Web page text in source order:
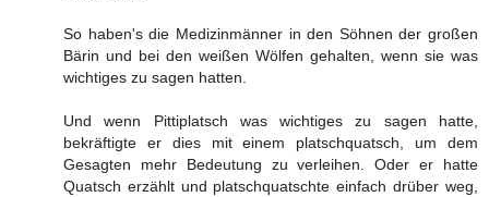
So haben's die Medizinmänner in den Söhnen der großen
Bärin und bei den weißen Wölfen gehalten, wenn sie was
wichtiges zu sagen hatten.
Und wenn Pittiplatsch was wichtiges zu sagen hatte,
bekräftigte er dies mit einem platschquatsch, um dem
Gesagten mehr Bedeutung zu verleihen. Oder er hatte
Quatsch erzählt und platschquatschte einfach drüber weg,